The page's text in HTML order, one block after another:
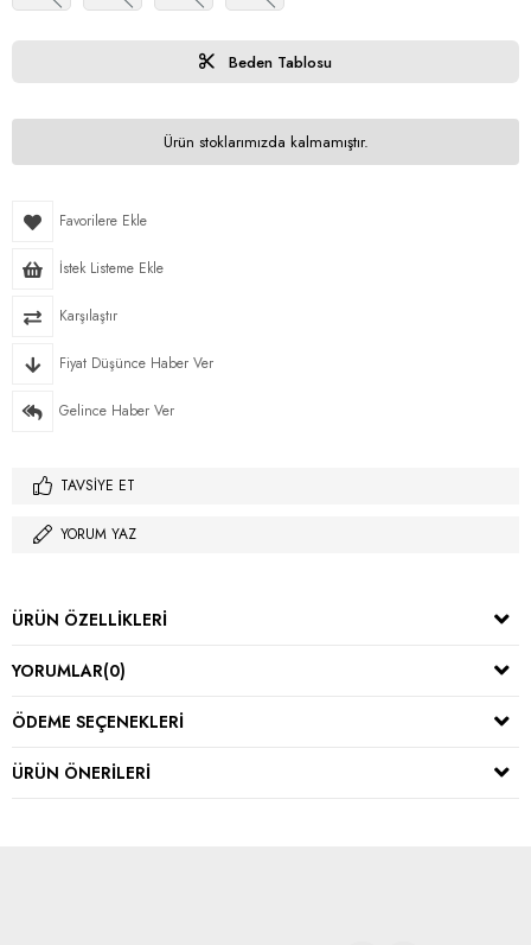
Beden Tablosu
Ürün stoklarımızda kalmamıştır.
Favorilere Ekle
İstek Listeme Ekle
Karşılaştır
Fiyat Düşünce Haber Ver
Gelince Haber Ver
TAVSIYE ET
YORUM YAZ
ÜRÜN ÖZELLIKLERI
YORUMLAR(0)
ÖDEME SEÇENEKLERI
ÜRÜN ÖNERILERI